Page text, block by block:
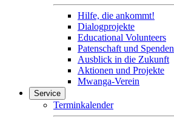
Hilfe, die ankommt!
Dialogprojekte
Educational Volunteers
Patenschaft und Spenden
Ausblick in die Zukunft
Aktionen und Projekte
Mwanga-Verein
Service
Terminkalender